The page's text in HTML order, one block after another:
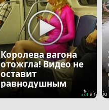
Королева вагона
отожгла! Видео не
оставит
равнодушным